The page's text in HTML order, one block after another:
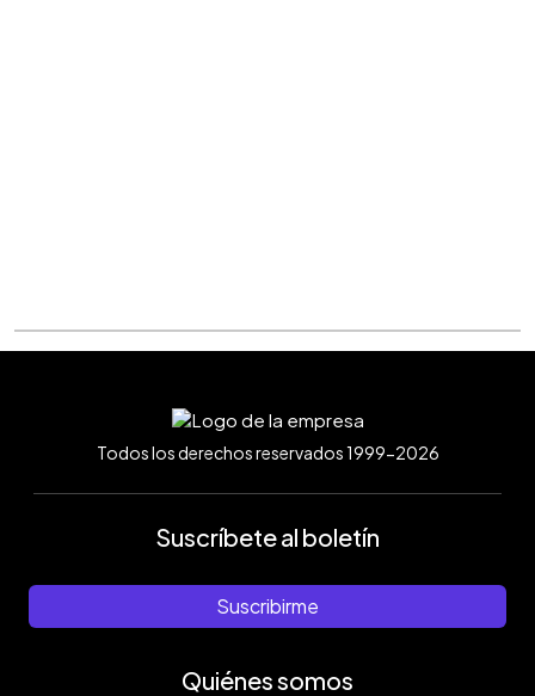
Todos los derechos reservados 1999-2026
Suscríbete al boletín
Suscribirme
Quiénes somos